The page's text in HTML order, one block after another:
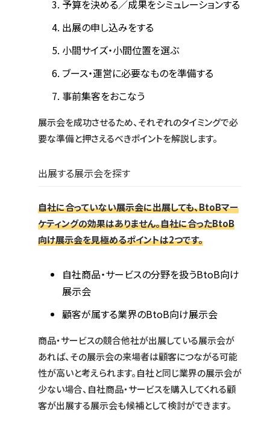
予算を決める／成果をシミュレーションする
出展の申し込みをする
小間サイズ・小間位置を選ぶ
ブース・運営に必要なものを準備する
事前集客をおこなう
展示会を成功させるため、それぞれのタイミングで必
要な準備と押さえるべきポイントを解説します。
出展する展示会を探す
自社に合っていない展示会に出展しても、BtoBマー
ケティングの効果はありません。自社に合ったBtoB
向け展示会を見極めるポイントは2つです。
自社商品・サービスの分野を扱うBtoB向け
展示会
顧客が属する業界のBtoB向け展示会
商品・サービスの競合他社が出展している展示会が
あれば、その展示会の来場者は顧客につながる可能
性が高いと考えられます。自社と同じ業界の展示会が
少ない場合、自社商品・サービスを購入してくれる顧
客が出展する展示会も候補として検討ができます。